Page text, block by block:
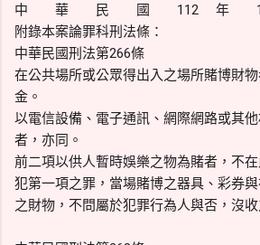
中 華 民 國 112
附錄本案論罪科刑法條：
中華民國刑法第266條
在公共場所或公眾得出入之場所賭博財
金。
以電信設備、電子通訊、網際網路或其
者，亦同。
前二項以供人暫時娛樂之物為賭者，不在
犯第一項之罪，當場賭博之器具、彩券
之財物，不問屬於犯罪行為人與否，沒收